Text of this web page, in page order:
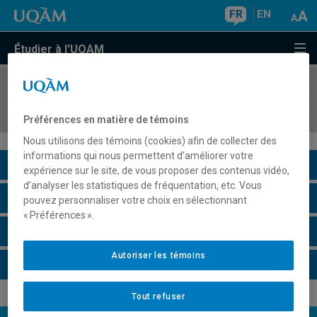
FR EN
Étudier à l'UQAM
COURS//
Description du cours
Horaire - Été 2026
Préférences en matière de témoins
Nous utilisons des témoins (cookies) afin de collecter des
informations qui nous permettent d’améliorer votre
expérience sur le site, de vous proposer des contenus vidéo,
d’analyser les statistiques de fréquentation, etc. Vous
pouvez personnaliser votre choix en sélectionnant
« Préférences ».
Tout refuser
Autoriser les témoins